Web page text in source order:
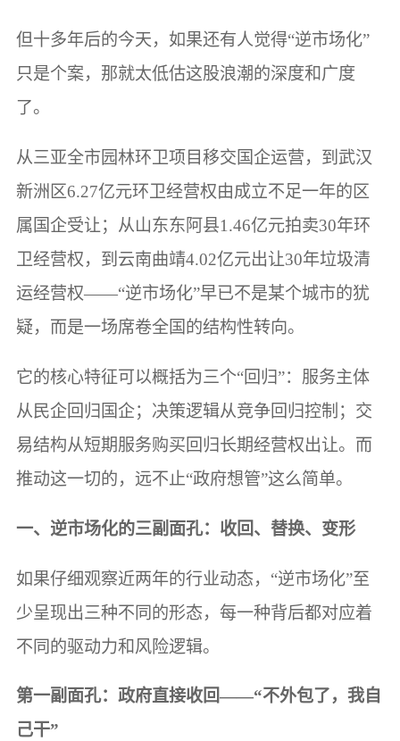
但十多年后的今天，如果还有人觉得“逆市场化”
只是个案，那就太低估这股浪潮的深度和广度
了。
从三亚全市园林环卫项目移交国企运营，到武汉
新洲区6.27亿元环卫经营权由成立不足一年的区
属国企受让；从山东东阿县1.46亿元拍卖30年环
卫经营权，到云南曲靖4.02亿元出让30年垃圾清
运经营权——“逆市场化”早已不是某个城市的犹
疑，而是一场席卷全国的结构性转向。
它的核心特征可以概括为三个“回归”：服务主体
从民企回归国企；决策逻辑从竞争回归控制；交
易结构从短期服务购买回归长期经营权出让。而
推动这一切的，远不止“政府想管”这么简单。
一、逆市场化的三副面孔：收回、替换、变形
如果仔细观察近两年的行业动态，“逆市场化”至
少呈现出三种不同的形态，每一种背后都对应着
不同的驱动力和风险逻辑。
第一副面孔：政府直接收回——“不外包了，我自
己干”